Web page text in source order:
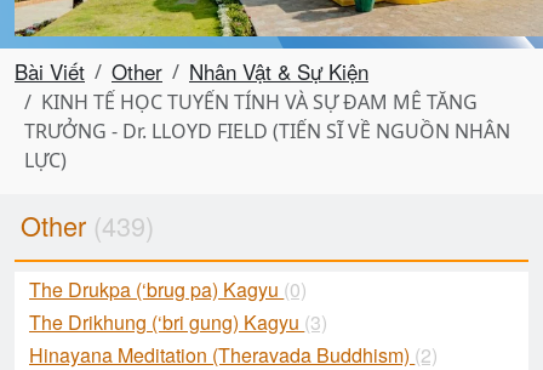
Bài Viết Other Nhân Vật & Sự Kiện
KINH TẾ HỌC TUYẾN TÍNH VÀ SỰ ĐAM MÊ TĂNG
TRƯỞNG - Dr. LLOYD FIELD (TIẾN SĨ VỀ NGUỒN NHÂN
LỰC)
Other (439)
The Drukpa (‘brug pa) Kagyu (0)
The Drikhung (‘bri gung) Kagyu (3)
Hinayana Meditation (Theravada Buddhism) (2)